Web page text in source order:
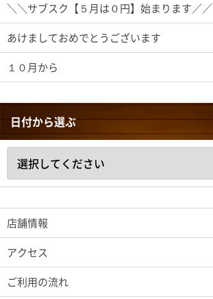
＼＼サブスク【５月は０円】始まります／／
あけましておめでとうございます
１０月から
日付から選ぶ
店舗情報
アクセス
ご利用の流れ